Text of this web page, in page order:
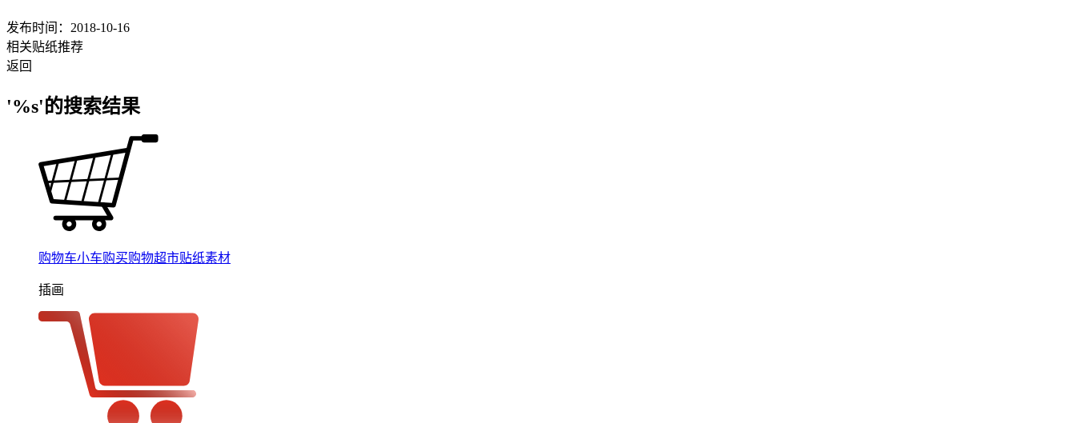
发布时间：2018-10-16
相关贴纸推荐
返回
'%s'的搜索结果
购物车小车购买购物超市贴纸素材
插画